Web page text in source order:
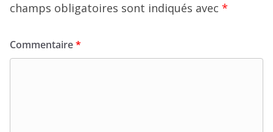
champs obligatoires sont indiqués avec *
Commentaire*